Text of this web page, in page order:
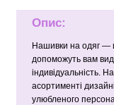
Опис:
Нашивки на одяг —
допоможуть вам
індивідуальність.
асортименті
улюбленого